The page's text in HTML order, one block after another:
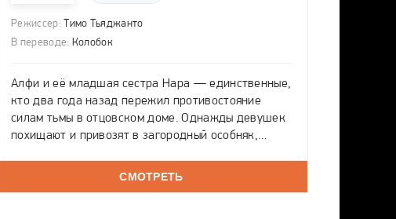
Режиссер: Тимо Тьяджанто
В переводе: Колобок
Алфи и её младшая сестра Нара — единственные,
кто два года назад пережил противостояние
силам тьмы в отцовском доме. Однажды девушек
похищают и привозят в загородный особняк,
похитителями оказываются сводные братья и
СМОТРЕТЬ